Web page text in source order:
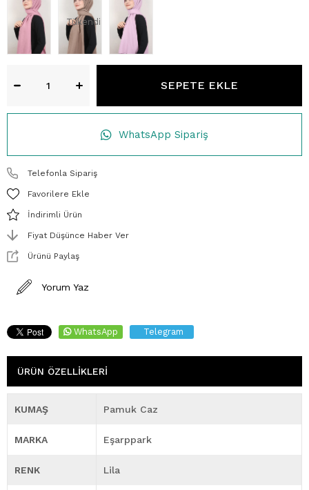
Tükendi
WhatsApp Sipariş
Telefonla Sipariş
Favorilere Ekle
İndirimli Ürün
Fiyat Düşünce Haber Ver
Ürünü Paylaş
Yorum Yaz
WhatsApp Telegram
ÜRÜN ÖZELLIKLERI
KUMAŞ Pamuk Caz
MARKA Eşarppark
RENK Lila